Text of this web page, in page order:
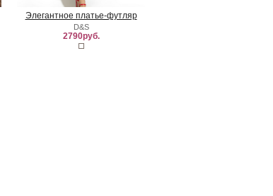
Элегантное платье-футляр
D&S
2790руб.